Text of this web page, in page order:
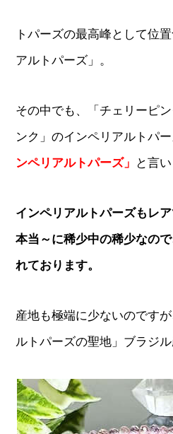
トパーズの最高峰として位
アルトパーズ」。
その中でも、「チェリーピ
ンク」のインペリアルトパ
ンペリアルトパーズ」
と言い
インペリアルトパーズもレ
本当～に稀少中の稀少なの
れております。
産地も極端に少ないのです
ルトパーズの聖地」ブラジル